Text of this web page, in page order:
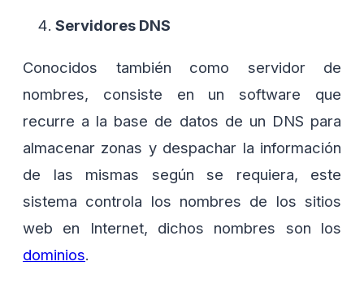
Servidores DNS
Conocidos también como servidor de
nombres, consiste en un software que
recurre a la base de datos de un DNS para
almacenar zonas y despachar la información
de las mismas según se requiera, este
sistema controla los nombres de los sitios
web en Internet, dichos nombres son los
dominios.